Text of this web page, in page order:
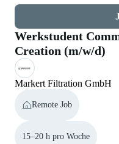
Werkstudent
Creation (m/w/d)
Markert Filtration GmbH
Remote Job
15–20 h pro Woche